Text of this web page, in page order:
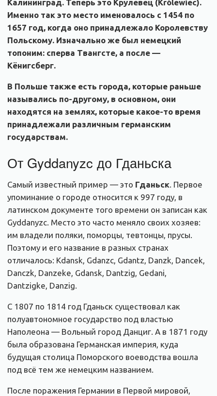
Калининград. Теперь это Крулевец (Królewiec).
Именно так это место именовалось с 1454 по
1657 год, когда оно принадлежало Королевству
Польскому. Изначально же был немецкий
топоним: сперва Твангсте, а после —
Кёнигсберг.
В Польше также есть города, которые раньше
назывались по-другому, в основном, они
находятся на землях, которые какое-то время
принадлежали различным германским
государствам.
От Gyddanyzc до Гданьска
Самый известный пример — это Гданьск . Первое
упоминание о городе относится к 997 году, в
латинском документе того времени он записан как
Gyddanyzc. Место это часто меняло своих хозяев:
им владели поляки, поморцы, тевтонцы, прусы.
Поэтому и его название в разных странах
отличалось: Kdansk, Gdanzc, Gdantz, Danzk, Dancek,
Danczk, Danzeke, Gdansk, Dantzig, Gedani,
Dantzigke, Danzig.
С 1807 по 1814 год Гданьск существовал как
полуавтономное государство под властью
Наполеона — Вольный город Данциг. А в 1871 году
была образована Германская империя, куда
будущая столица Поморского воеводства вошла
под всё тем же немецким названием.
После поражения Германии в Первой мировой,